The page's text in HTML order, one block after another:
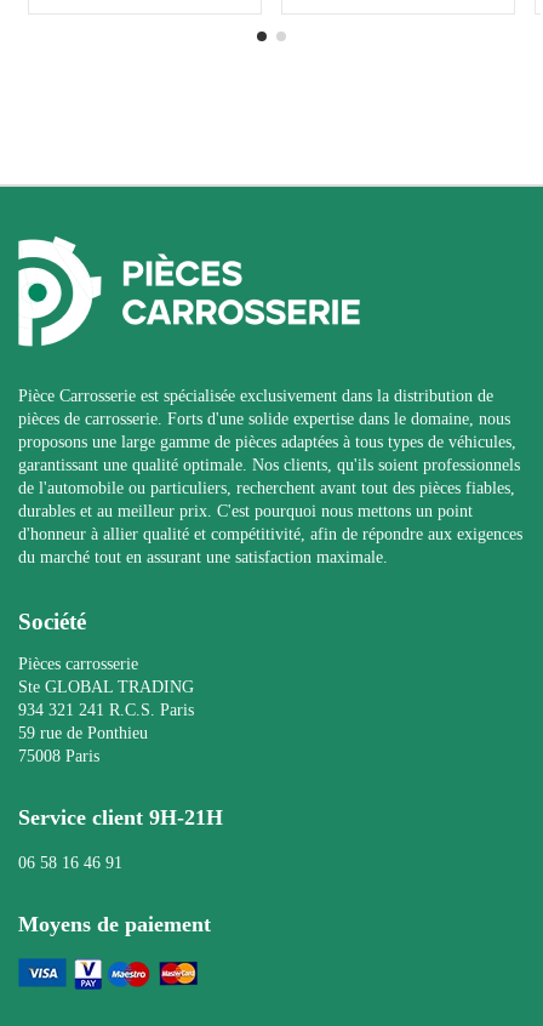
Pièce Carrosserie est spécialisée exclusivement dans la distribution de
pièces de carrosserie. Forts d'une solide expertise dans le domaine, nous
proposons une large gamme de pièces adaptées à tous types de véhicules,
garantissant une qualité optimale. Nos clients, qu'ils soient professionnels
de l'automobile ou particuliers, recherchent avant tout des pièces fiables,
durables et au meilleur prix. C'est pourquoi nous mettons un point
d'honneur à allier qualité et compétitivité, afin de répondre aux exigences
du marché tout en assurant une satisfaction maximale.
Société
Pièces carrosserie
Ste GLOBAL TRADING
934 321 241 R.C.S. Paris
59 rue de Ponthieu
75008 Paris
Service client 9H-21H
06 58 16 46 91
Moyens de paiement